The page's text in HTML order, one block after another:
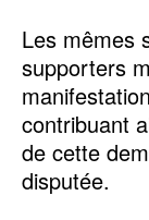
‎Les mêmes
supporters
contribuant
de cette
disputée.